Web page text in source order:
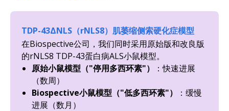
TDP-43ΔNLS（rNLS8）肌萎缩侧索硬化症模型
在Biospective公司，我们同时采用原始版和改良版
的rNLS8 TDP-43蛋白病ALS小鼠模型。
原始小鼠模型（"停用多西环素"）
：快速进展
（数周）
Biospective小鼠模型（"低多西环素"）
：缓慢
进展（数月）